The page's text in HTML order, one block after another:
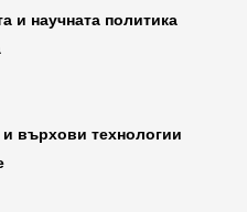
и научната политика
върхови технологии